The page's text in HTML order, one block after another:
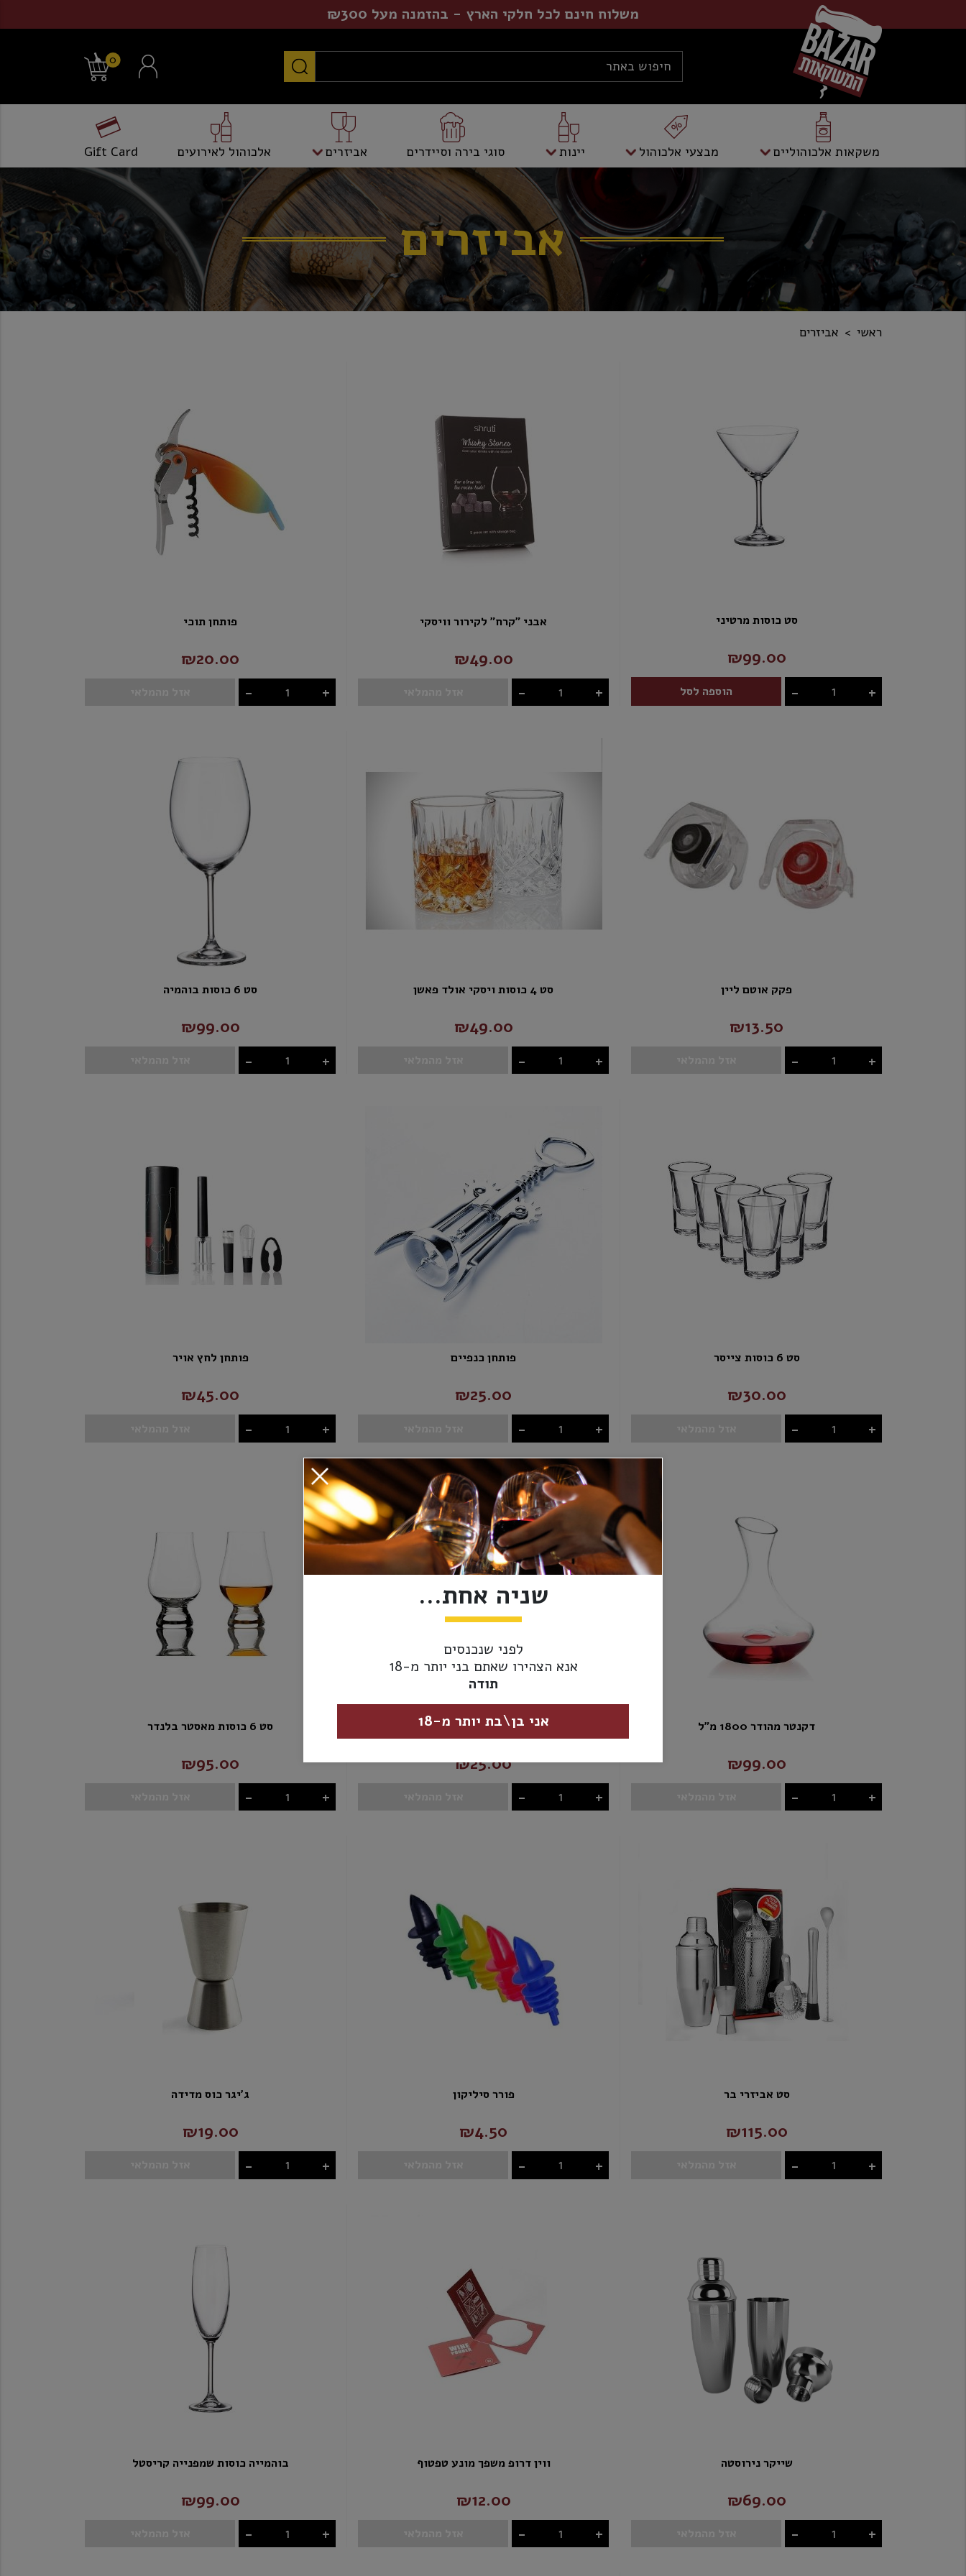
משלוח חינם לכל חלקי הארץ - בהזמנה מעל ₪300
0
משקאות אלכוהוליים מבצעי אלכוהול יינות סוגי בירה וסיידרים אביזרים אלכוהול לאירועים Gift Card
אביזרים
ראשי אביזרים
סט כוסות מרטיני
₪99.00
- + הוספה לסל
אבני "קרח" לקירור וויסקי
₪49.00
- +
פותחן תוכי
₪20.00
- +
פקק אוטם ליין
₪13.50
- +
סט 4 כוסות ויסקי אולד פאשן
₪49.00
- +
סט 6 כוסות בוהמיה
₪99.00
- +
סט 6 כוסות צייסר
₪30.00
- +
פותחן כנפיים
₪25.00
- +
פותחן לחץ אויר
₪45.00
- +
דקנטר מהודר 1800 מ"ל
₪99.00
- +
פקק משאבה
₪25.00
- +
סט 6 כוסות מאסטר בלנדר
₪95.00
- +
סט אביזרי בר
₪115.00
- +
פורר סיליקון
₪4.50
- +
ג'יגר כוס מדידה
₪19.00
- +
שייקר נירוסטה
₪69.00
- +
ווין דרופ משפך מונע טפטוף
₪12.00
- +
בוהמייה כוסות שמפנייה קריסטל
₪99.00
- +
שניה אחת...
לפני שנכנסים
אנא הצהירו שאתם בני יותר מ-18
תודה
אני בן\בת יותר מ-18